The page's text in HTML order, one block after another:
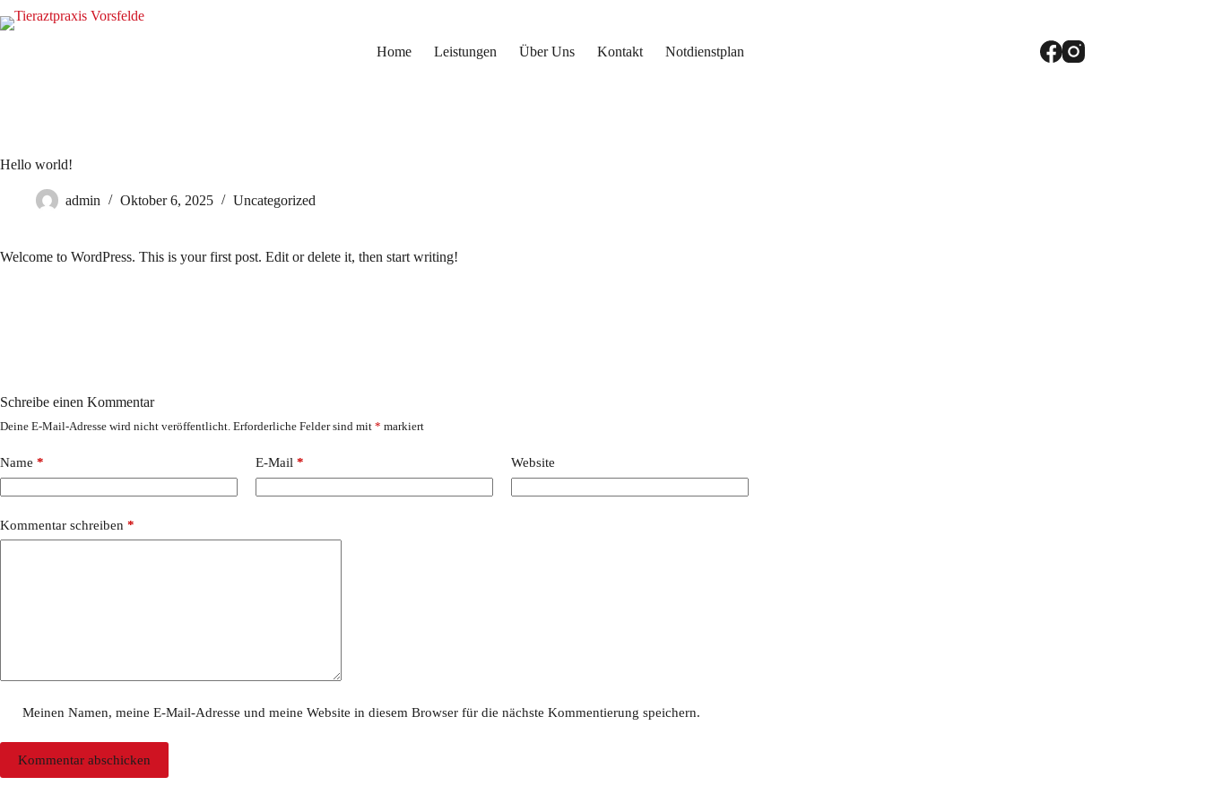
Home Leistungen Über Uns Kontakt Notdienstplan
Hello world!
admin Oktober 6, 2025 Uncategorized
Welcome to WordPress. This is your first post. Edit or delete it, then start writing!
Schreibe einen Kommentar
Deine E-Mail-Adresse wird nicht veröffentlicht. Erforderliche Felder sind mit * markiert
Name * E-Mail * Website
Kommentar schreiben *
Meinen Namen, meine E-Mail-Adresse und meine Website in diesem Browser für die nächste Kommentierung speichern.
Kommentar abschicken